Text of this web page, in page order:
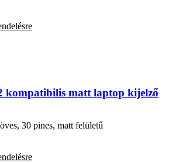
kompatibilis matt laptop kijelző
30 pines, matt felületű